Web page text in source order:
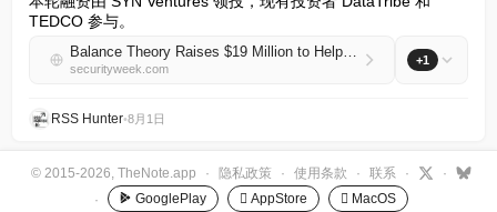
TEDCO 参与。
Balance Theory Raises $19 Million to Help Enterprises Manage Cybersecurity Investments
securityweek.com
+1
RSS Hunter•8月1日
© 2015-2026, TheNote.app · 隐私政策 · 使用条款 · 联系 ·
·
·
GooglePlay  AppStore  MacOS